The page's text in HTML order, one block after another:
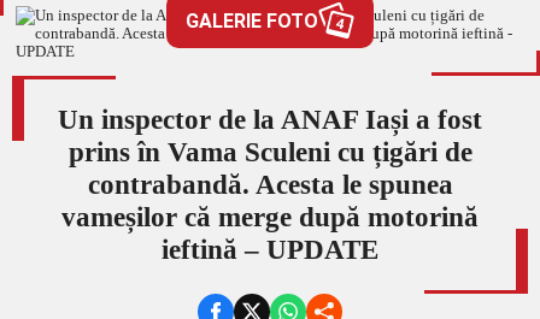
puși pumni de bani și jucării –
EXCLUSIV
GALERIE FOTO 4
Un inspector de la ANAF Iași a fost
prins în Vama Sculeni cu țigări de
contrabandă. Acesta le spunea
vameșilor că merge după motorină
ieftină – UPDATE